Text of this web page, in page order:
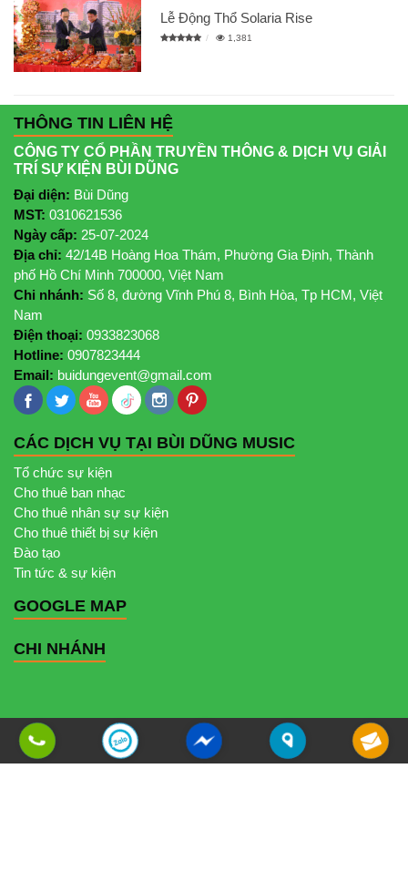
Lễ Động Thổ Solaria Rise
1,381
THÔNG TIN LIÊN HỆ
CÔNG TY CỔ PHẦN TRUYỀN THÔNG & DỊCH VỤ GIẢI
TRÍ SỰ KIỆN BÙI DŨNG
Đại diện: Bùi Dũng
MST: 0310621536
Ngày cấp: 25-07-2024
Địa chỉ: 42/14B Hoàng Hoa Thám, Phường Gia Định, Thành
phố Hồ Chí Minh 700000, Việt Nam
Chi nhánh: Số 8, đường Vĩnh Phú 8, Bình Hòa, Tp HCM, Việt
Nam
Điện thoại: 0933823068
Hotline: 0907823444
Email: buidungevent@gmail.com
CÁC DỊCH VỤ TẠI BÙI DŨNG MUSIC
Tổ chức sự kiện
Cho thuê ban nhạc
Cho thuê nhân sự sự kiện
Cho thuê thiết bị sự kiện
Đào tạo
Tin tức & sự kiện
GOOGLE MAP
CHI NHÁNH